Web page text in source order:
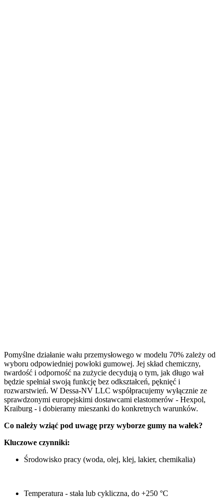
Pomyślne działanie wału przemysłowego w modelu 70% zależy od
wyboru odpowiedniej powłoki gumowej. Jej skład chemiczny,
twardość i odporność na zużycie decydują o tym, jak długo wał
będzie spełniał swoją funkcję bez odkształceń, pęknięć i
rozwarstwień. W Dessa-NV LLC współpracujemy wyłącznie ze
sprawdzonymi europejskimi dostawcami elastomerów - Hexpol,
Kraiburg - i dobieramy mieszanki do konkretnych warunków.
Co należy wziąć pod uwagę przy wyborze gumy na wałek?
Kluczowe czynniki:
Środowisko pracy (woda, olej, klej, lakier, chemikalia)
Temperatura - stała lub cykliczna, do +250 °C